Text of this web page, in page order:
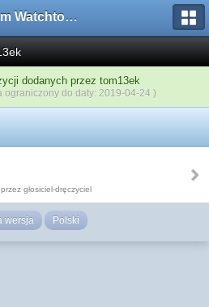
Forum Watchtower
dodanych przez tom13ek
ograniczony do daty: 2019-04-24 )
przez głosiciel-dręczyciel
wersja Polski